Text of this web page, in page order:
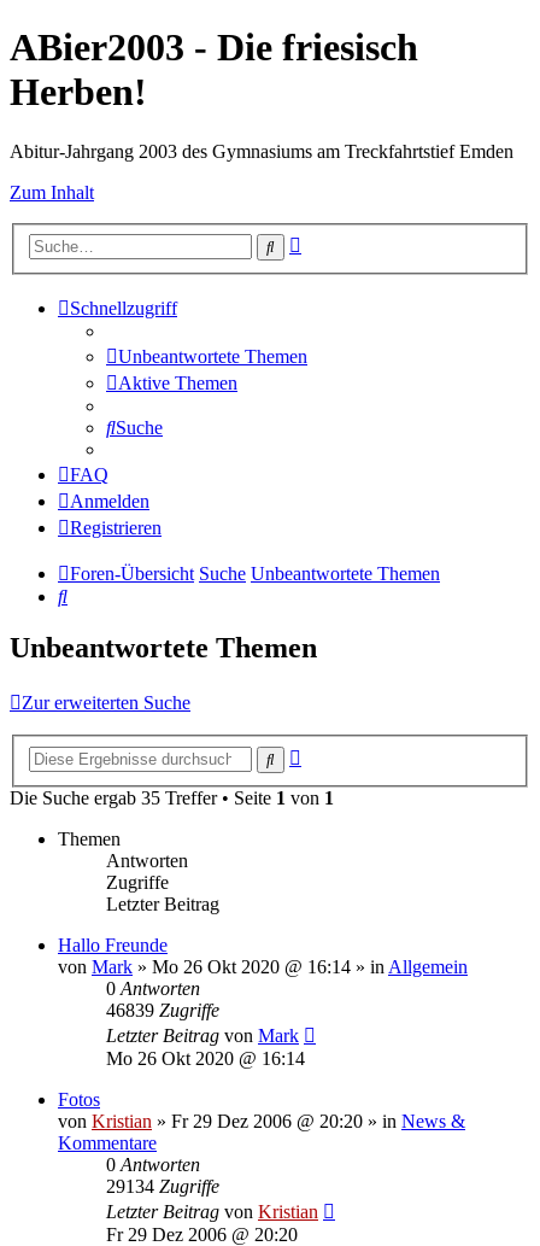
ABier2003 - Die friesisch
Herben!
Abitur-Jahrgang 2003 des Gymnasiums am Treckfahrtstief Emden
Zum Inhalt
Suche
Schnellzugriff
Unbeantwortete Themen
Aktive Themen
Suche
FAQ
Anmelden
Registrieren
Foren-Übersicht Suche Unbeantwortete Themen
Suche
Unbeantwortete Themen
Zur erweiterten Suche
Suche
Die Suche ergab 35 Treffer • Seite 1 von 1
Themen
Antworten
Zugriffe
Letzter Beitrag
Hallo Freunde
von Mark » Mo 26 Okt 2020 @ 16:14 » in Allgemein
0 Antworten
46839 Zugriffe
Letzter Beitrag von Mark
Mo 26 Okt 2020 @ 16:14
Fotos
von Kristian » Fr 29 Dez 2006 @ 20:20 » in News &
Kommentare
0 Antworten
29134 Zugriffe
Letzter Beitrag von Kristian
Fr 29 Dez 2006 @ 20:20